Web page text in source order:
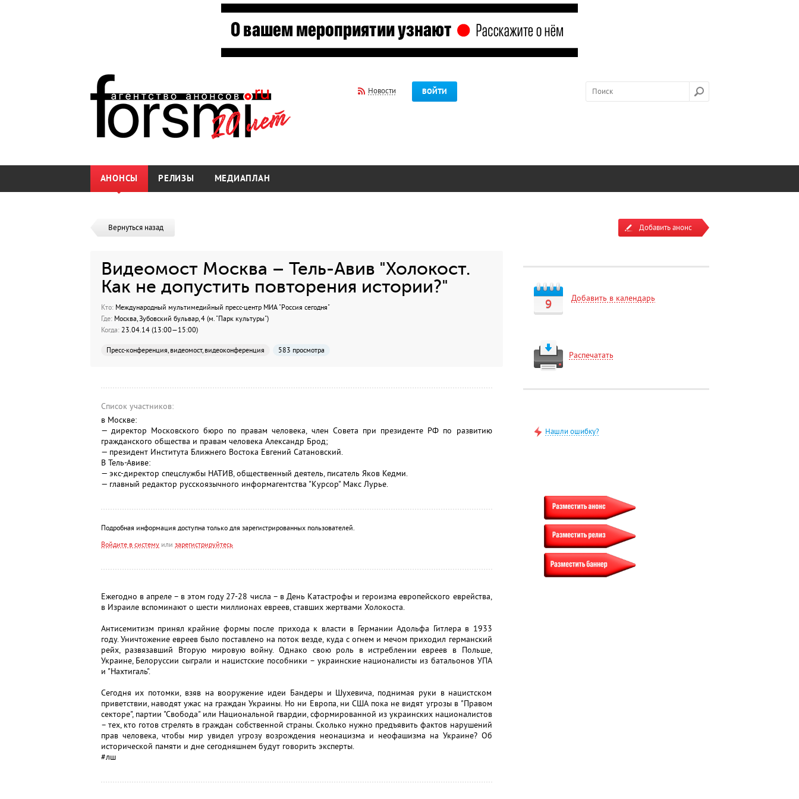
Новости ВОЙТИ
АНОНСЫ РЕЛИЗЫ МЕДИАПЛАН
Вернуться назад
Видеомост Москва – Тель-Авив "Холокост.
Как не допустить повторения истории?"
Кто:Международный мультимедийный пресс-центр МИА "Россия сегодня"
Где:Москва, Зубовский бульвар, 4 (м. "Парк культуры")
Когда:23.04.14 (13:00—15:00)
Пресс-конференция, видеомост, видеоконференция 583 просмотра
Список участников:
в Москве:
— директор Московского бюро по правам человека, член Совета при президенте РФ по развитию
гражданского общества и правам человека Александр Брод;
— президент Института Ближнего Востока Евгений Сатановский.
В Тель-Авиве:
— экс-директор спецслужбы НАТИВ, общественный деятель, писатель Яков Кедми.
— главный редактор русскоязычного информагентства "Курсор" Макс Лурье.
Подробная информация доступна только для зарегистрированных пользователей.
Войдите в системуили зарегистрируйтесь
Ежегодно в апреле – в этом году 27-28 числа – в День Катастрофы и героизма европейского еврейства,
в Израиле вспоминают о шести миллионах евреев, ставших жертвами Холокоста.
Антисемитизм принял крайние формы после прихода к власти в Германии Адольфа Гитлера в 1933
году. Уничтожение евреев было поставлено на поток везде, куда с огнем и мечом приходил германский
рейх, развязавший Вторую мировую войну. Однако свою роль в истреблении евреев в Польше,
Украине, Белоруссии сыграли и нацистские пособники – украинские националисты из батальонов УПА
и "Нахтигаль".
Сегодня их потомки, взяв на вооружение идеи Бандеры и Шухевича, поднимая руки в нацистском
приветствии, наводят ужас на граждан Украины. Но ни Европа, ни США пока не видят угрозы в "Правом
секторе", партии "Свобода" или Национальной гвардии, сформированной из украинских националистов
– тех, кто готов стрелять в граждан собственной страны. Сколько нужно предъявить фактов нарушений
прав человека, чтобы мир увидел угрозу возрождения неонацизма и неофашизма на Украине? Об
исторической памяти и дне сегодняшнем будут говорить эксперты.
#лш
Добавить анонс
9 Добавить в календарь
Распечатать
Нашли ошибку?